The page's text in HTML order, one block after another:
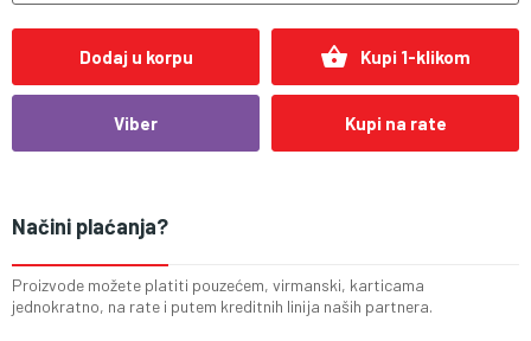
Dodaj u korpu shopping_basket Kupi 1-klikom
Viber Kupi na rate
Načini plaćanja?
Proizvode možete platiti pouzećem, virmanski, karticama
jednokratno, na rate i putem kreditnih linija naših partnera.